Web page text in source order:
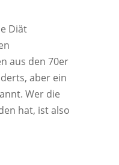
Diät
aus den 70er
aber ein
Wer die
hat, ist also